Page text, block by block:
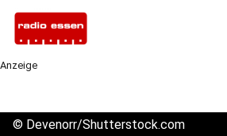
Anzeige
© Devenorr/Shutterstock.com